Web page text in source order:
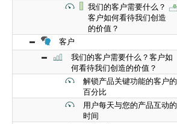
我们的客户需要什么？
客户如何看待我们创造
的价值？
客户
我们的客户需要什么？客户如
何看待我们创造的价值？
解锁产品关键功能的客户的
百分比
用户每天与您的产品互动的
时间